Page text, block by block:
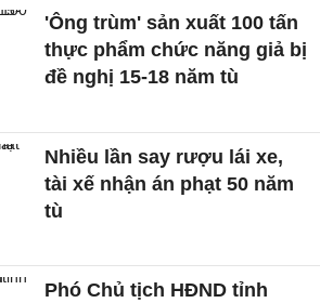
'Ông trùm' sản xuất 100 tấn
thực phẩm chức năng giả bị
đề nghị 15-18 năm tù
Nhiều lần say rượu lái xe,
tài xế nhận án phạt 50 năm
tù
Phó Chủ tịch HĐND tỉnh